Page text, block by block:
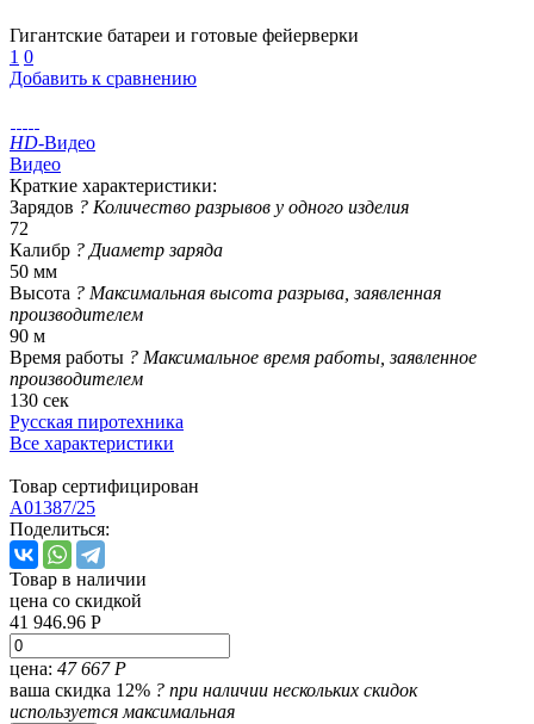
Гигантские батареи и готовые фейерверки
1 0
Добавить к сравнению
HD-Видео
Видео
Краткие характеристики:
Зарядов ? Количество разрывов у одного изделия
72
Калибр ? Диаметр заряда
50 мм
Высота ? Максимальная высота разрыва, заявленная
производителем
90 м
Время работы ? Максимальное время работы, заявленное
производителем
130 сек
Русская пиротехника
Все характеристики
Товар сертифицирован
A01387/25
Поделиться:
Товар в наличии
цена со скидкой
41 946.96 Р
цена: 47 667 Р
ваша скидка 12% ? при наличии нескольких скидок
используется максимальная